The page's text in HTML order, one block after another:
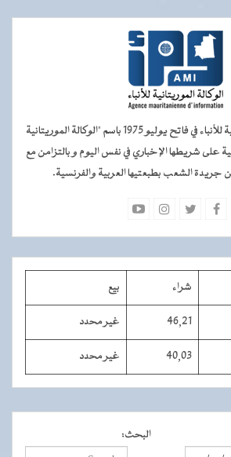
أنشئت الوكالة الموريتانية للأنباء في فاتح يوليو 1975 باسم "الوكالة الموريتانية
على شريطها الإخباري في نفس اليوم و بالتزامن مع
الشعب بطبعتيها العربية والفرنسية.
شراء بيع
46,21 غير محدد
40,03 غير محدد
البحث: